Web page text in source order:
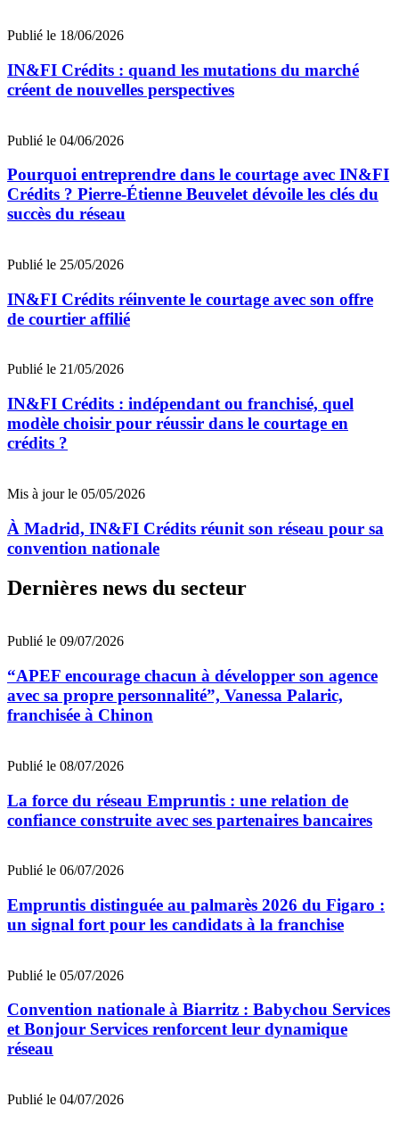
Publié le 18/06/2026
IN&FI Crédits : quand les mutations du marché
créent de nouvelles perspectives
Publié le 04/06/2026
Pourquoi entreprendre dans le courtage avec IN&FI
Crédits ? Pierre-Étienne Beuvelet dévoile les clés du
succès du réseau
Publié le 25/05/2026
IN&FI Crédits réinvente le courtage avec son offre
de courtier affilié
Publié le 21/05/2026
IN&FI Crédits : indépendant ou franchisé, quel
modèle choisir pour réussir dans le courtage en
crédits ?
Mis à jour le 05/05/2026
À Madrid, IN&FI Crédits réunit son réseau pour sa
convention nationale
Dernières news du secteur
Publié le 09/07/2026
“APEF encourage chacun à développer son agence
avec sa propre personnalité”, Vanessa Palaric,
franchisée à Chinon
Publié le 08/07/2026
La force du réseau Empruntis : une relation de
confiance construite avec ses partenaires bancaires
Publié le 06/07/2026
Empruntis distinguée au palmarès 2026 du Figaro :
un signal fort pour les candidats à la franchise
Publié le 05/07/2026
Convention nationale à Biarritz : Babychou Services
et Bonjour Services renforcent leur dynamique
réseau
Publié le 04/07/2026